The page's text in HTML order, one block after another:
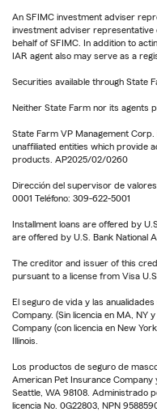
An SFIMC investment adviser
investment adviser representative
behalf of SFIMC. In addition to
IAR agent also may serve as a
Securities available through State
Neither State Farm nor its agents
State Farm VP Management
unaffiliated entities which provide
products. AP2025/02/0260
Dirección del supervisor de
0001 Teléfono: 309-622-5001
Installment loans are offered by
are offered by U.S. Bank National
The creditor and issuer of this
pursuant to a license from Visa
El seguro de vida y las
Company. (Sin licencia en MA, NY
Company (con licencia en New
Illinois.
Los productos de seguro de
American Pet Insurance Company
Seattle, WA 98108. Administrado
licencia No. 0G22803, NPN